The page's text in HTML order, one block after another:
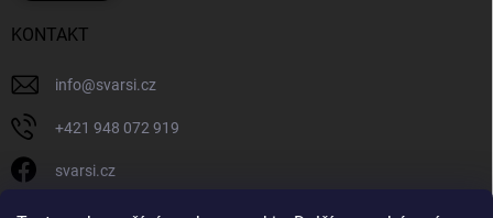
KONTAKT
info@svarsi.cz
+421 948 072 919
svarsi.cz
svarsi.cz